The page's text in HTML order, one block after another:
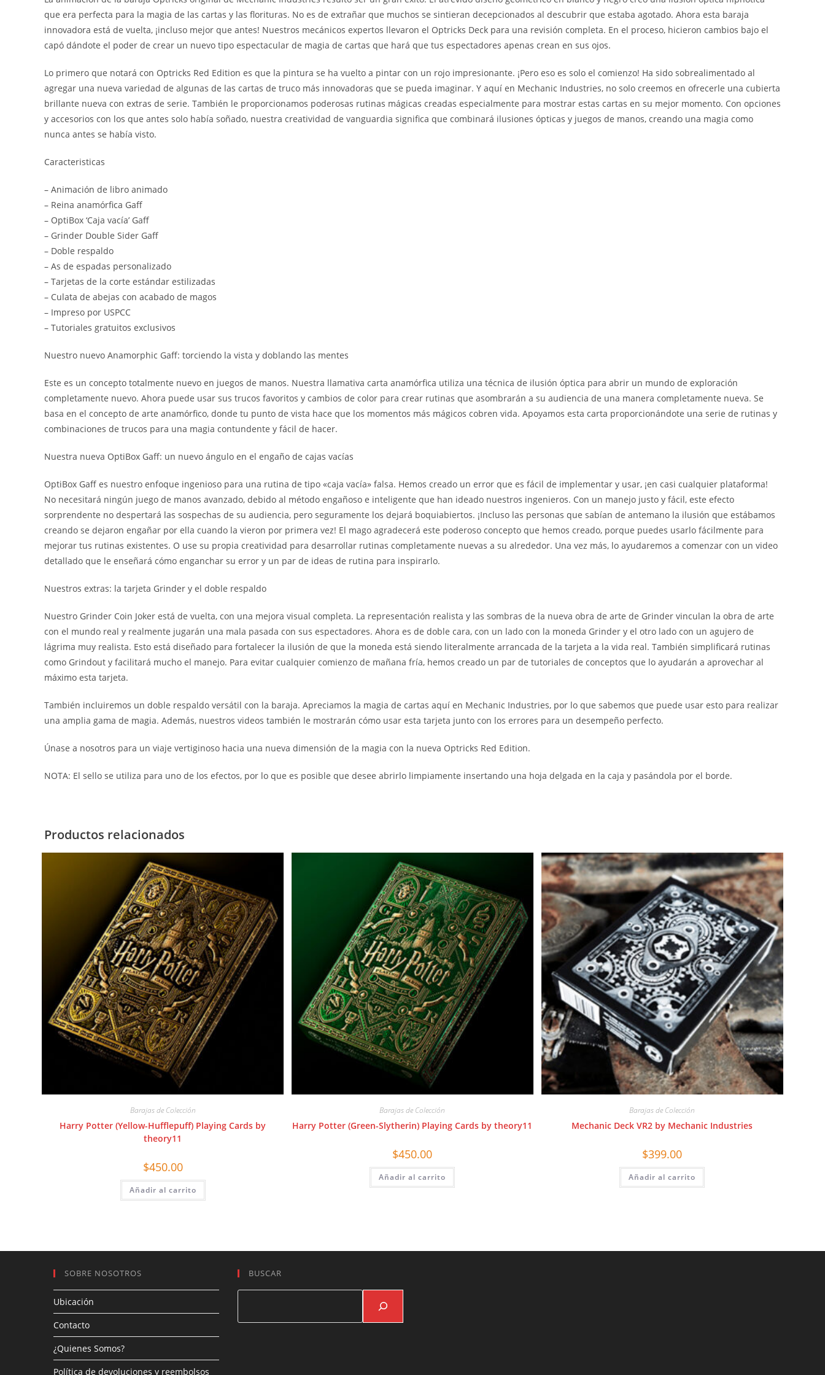
que era perfecta para la magia de las cartas y las florituras. No es de extrañar que muchos se sintieran decepcionados al descubrir que estaba agotado. Ahora esta baraja
innovadora está de vuelta, ¡incluso mejor que antes! Nuestros mecánicos expertos llevaron el Optricks Deck para una revisión completa. En el proceso, hicieron cambios bajo el
capó dándote el poder de crear un nuevo tipo espectacular de magia de cartas que hará que tus espectadores apenas crean en sus ojos.
Lo primero que notará con Optricks Red Edition es que la pintura se ha vuelto a pintar con un rojo impresionante. ¡Pero eso es solo el comienzo! Ha sido sobrealimentado al
agregar una nueva variedad de algunas de las cartas de truco más innovadoras que se pueda imaginar. Y aquí en Mechanic Industries, no solo creemos en ofrecerle una cubierta
brillante nueva con extras de serie. También le proporcionamos poderosas rutinas mágicas creadas especialmente para mostrar estas cartas en su mejor momento. Con opciones
y accesorios con los que antes solo había soñado, nuestra creatividad de vanguardia significa que combinará ilusiones ópticas y juegos de manos, creando una magia como
nunca antes se había visto.
Caracteristicas
– Animación de libro animado
– Reina anamórfica Gaff
– OptiBox ‘Caja vacía’ Gaff
– Grinder Double Sider Gaff
– Doble respaldo
– As de espadas personalizado
– Tarjetas de la corte estándar estilizadas
– Culata de abejas con acabado de magos
– Impreso por USPCC
– Tutoriales gratuitos exclusivos
Nuestro nuevo Anamorphic Gaff: torciendo la vista y doblando las mentes
Este es un concepto totalmente nuevo en juegos de manos. Nuestra llamativa carta anamórfica utiliza una técnica de ilusión óptica para abrir un mundo de exploración
completamente nuevo. Ahora puede usar sus trucos favoritos y cambios de color para crear rutinas que asombrarán a su audiencia de una manera completamente nueva. Se
basa en el concepto de arte anamórfico, donde tu punto de vista hace que los momentos más mágicos cobren vida. Apoyamos esta carta proporcionándote una serie de rutinas y
combinaciones de trucos para una magia contundente y fácil de hacer.
Nuestra nueva OptiBox Gaff: un nuevo ángulo en el engaño de cajas vacías
OptiBox Gaff es nuestro enfoque ingenioso para una rutina de tipo «caja vacía» falsa. Hemos creado un error que es fácil de implementar y usar, ¡en casi cualquier plataforma!
No necesitará ningún juego de manos avanzado, debido al método engañoso e inteligente que han ideado nuestros ingenieros. Con un manejo justo y fácil, este efecto
sorprendente no despertará las sospechas de su audiencia, pero seguramente los dejará boquiabiertos. ¡Incluso las personas que sabían de antemano la ilusión que estábamos
creando se dejaron engañar por ella cuando la vieron por primera vez! El mago agradecerá este poderoso concepto que hemos creado, porque puedes usarlo fácilmente para
mejorar tus rutinas existentes. O use su propia creatividad para desarrollar rutinas completamente nuevas a su alrededor. Una vez más, lo ayudaremos a comenzar con un video
detallado que le enseñará cómo enganchar su error y un par de ideas de rutina para inspirarlo.
Nuestros extras: la tarjeta Grinder y el doble respaldo
Nuestro Grinder Coin Joker está de vuelta, con una mejora visual completa. La representación realista y las sombras de la nueva obra de arte de Grinder vinculan la obra de arte
con el mundo real y realmente jugarán una mala pasada con sus espectadores. Ahora es de doble cara, con un lado con la moneda Grinder y el otro lado con un agujero de
lágrima muy realista. Esto está diseñado para fortalecer la ilusión de que la moneda está siendo literalmente arrancada de la tarjeta a la vida real. También simplificará rutinas
como Grindout y facilitará mucho el manejo. Para evitar cualquier comienzo de mañana fría, hemos creado un par de tutoriales de conceptos que lo ayudarán a aprovechar al
máximo esta tarjeta.
También incluiremos un doble respaldo versátil con la baraja. Apreciamos la magia de cartas aquí en Mechanic Industries, por lo que sabemos que puede usar esto para realizar
una amplia gama de magia. Además, nuestros videos también le mostrarán cómo usar esta tarjeta junto con los errores para un desempeño perfecto.
Únase a nosotros para un viaje vertiginoso hacia una nueva dimensión de la magia con la nueva Optricks Red Edition.
NOTA: El sello se utiliza para uno de los efectos, por lo que es posible que desee abrirlo limpiamente insertando una hoja delgada en la caja y pasándola por el borde.
Productos relacionados
Barajas de Colección
Harry Potter (Yellow-Hufflepuff) Playing Cards by
theory11
$450.00
Añadir al carrito
Barajas de Colección
Harry Potter (Green-Slytherin) Playing Cards by theory11
$450.00
Añadir al carrito
Barajas de Colección
Mechanic Deck VR2 by Mechanic Industries
$399.00
Añadir al carrito
SOBRE NOSOTROS
Ubicación
Contacto
¿Quienes Somos?
Política de devoluciones y reembolsos
BUSCAR